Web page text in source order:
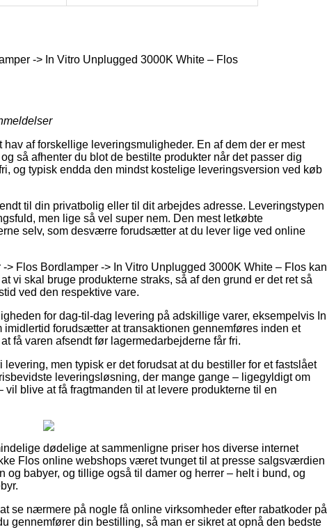
-> In Vitro Unplugged 3000K White – Flos
af forskellige leveringsmuligheder. En af dem der er mest
så afhenter du blot de bestilte produkter når det passer dig
og typisk endda den mindst kostelige leveringsversion ved køb
til din privatbolig eller til dit arbejdes adresse. Leveringstypen
men lige så vel super nem. Den mest letkøbte
selv, som desværre forudsætter at du lever lige ved online
Flos Bordlamper -> In Vitro Unplugged 3000K White – Flos kan
skal bruge produkterne straks, så af den grund er det ret så
ved den respektive vare.
for dag-til-dag levering på adskillige varer, eksempelvis In
forudsætter at transaktionen gennemføres inden et
få varen afsendt før lagermedarbejderne får fri.
men typisk er det forudsat at du bestiller for et fastslået
leveringsløsning, der mange gange – ligegyldigt om
blive at få fragtmanden til at levere produkterne til en
dødelige at sammenligne priser hos diverse internet
Flos online webshops været tvunget til at presse salgsværdien
og babyer, og tillige også til damer og herrer – helt i bund, og
se nærmere på nogle få online virksomheder efter rabatkoder på
gennemfører din bestilling, så man er sikret at opnå den bedste